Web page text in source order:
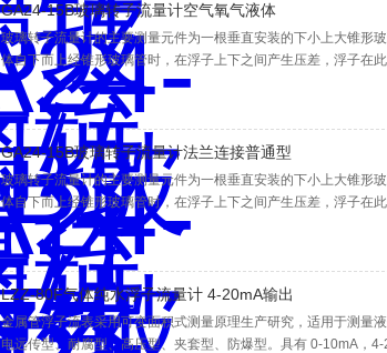
GA24-15B玻璃转子流量计空气氧气液体
玻璃转子流量计的主要测量元件为一根垂直安装的下小上大锥形
体自下而上经锥形玻璃管时，在浮子上下之间产生压差，浮子在
子所受的浮力及粘性升力与浮子的重力相等时，浮子处于平衡位
流量与浮子上升高度，即与玻璃转子流量计的流通面积之间存在
作为流量量度。
GA24-15B玻璃转子流量计法兰连接普通型
玻璃转子流量计的主要测量元件为一根垂直安装的下小上大锥形
体自下而上经锥形玻璃管时，在浮子上下之间产生压差，浮子在
子所受的浮力及粘性升力与浮子的重力相等时，浮子处于平衡位
流量与浮子上升高度，即与玻璃转子流量计的流通面积之间存在
作为流量量度。
LZZ-80F气体纯水浮子流量计 4-20mA输出
金属管浮子流表采用可变面积式测量原理生产研究，适用于测量
电远传型、耐腐型、高压型、夹套型、防爆型。具有 0-10mA，